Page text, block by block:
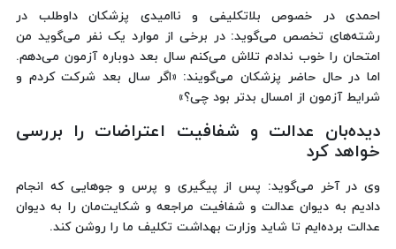
احمدی در خصوص بلاتکلیفی و ناامیدی پزشکان داوطلب در
رشته‌های تخصص می‌گوید: در برخی از موارد یک نفر می‌گوید من
امتحان را خوب ندادم تلاش می‌کنم سال بعد دوباره آزمون می‌دهم.
اما در حال حاضر پزشکان می‌گویند: «اگر سال بعد شرکت کردم و
شرایط آزمون از امسال بدتر بود چی؟»
دیده‌بان عدالت و شفافیت اعتراضات را بررسی
خواهد کرد
وی در آخر می‌گوید: پس از پیگیری و پرس و جوهایی که انجام
دادیم به دیوان عدالت و شفافیت مراجعه و شکایت‌مان را به دیوان
عدالت برده‌ایم تا شاید وزارت بهداشت تکلیف ما را روشن کند.